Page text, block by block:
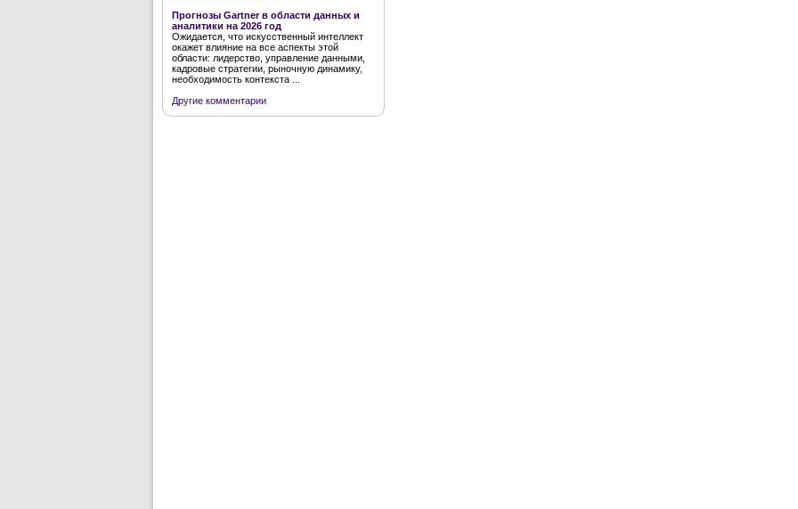
Прогнозы Gartner в области данных и
аналитики на 2026 год
Ожидается, что искусственный интеллект
окажет влияние на все аспекты этой
области: лидерство, управление данными,
кадровые стратегии, рыночную динамику,
необходимость контекста ...
Другие комментарии